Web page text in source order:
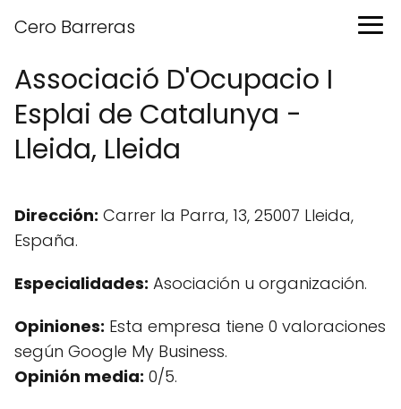
Cero Barreras
Associació D'Ocupacio I
Esplai de Catalunya -
Lleida, Lleida
Dirección: Carrer la Parra, 13, 25007 Lleida,
España.
Especialidades: Asociación u organización.
Opiniones: Esta empresa tiene 0 valoraciones
según Google My Business.
Opinión media: 0/5.